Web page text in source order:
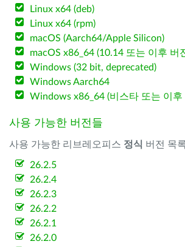
Linux x64 (deb)
Linux x64 (rpm)
macOS (Aarch64/Apple Silicon)
macOS x86_64 (10.14 또는 이후 버
Windows (32 bit, deprecated)
Windows Aarch64
Windows x86_64 (비스타 또는 이후
사용 가능한 버전들
사용 가능한 리브레오피스 정식 버전 목
26.2.5
26.2.4
26.2.3
26.2.2
26.2.1
26.2.0